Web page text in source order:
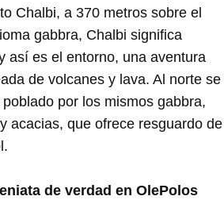
Chalbi, a 370 metros sobre el
gabbra, Chalbi significa
así es el entorno, una aventura
de volcanes y lava. Al norte se
por los mismos gabbra,
acacias, que ofrece resguardo de
de verdad en OlePolos